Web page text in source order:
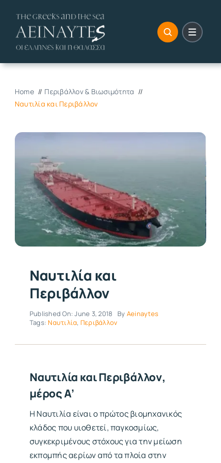
content
Home
Περιβάλλον & Βιωσιμότητα
Ναυτιλία και Περιβάλλον
Ναυτιλία και
Περιβάλλον
Published On: June 3, 2018 By Aeinaytes
Tags:Ναυτιλία, Περιβάλλον
Ναυτιλία και Περιβάλλον,
μέρος Α’
Η Ναυτιλία είναι ο πρώτος βιομηχανικός
κλάδος που υιοθετεί, παγκοσμίως,
συγκεκριμένους στόχους για την μείωση
εκπομπής αερίων από τα πλοία στην